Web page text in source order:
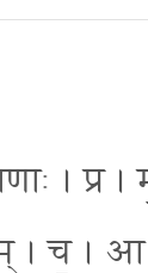
। प्र
। च॒ ।